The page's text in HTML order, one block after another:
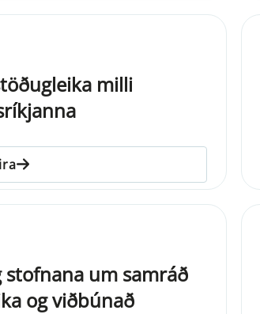
milli
um samráð
og viðbúnað